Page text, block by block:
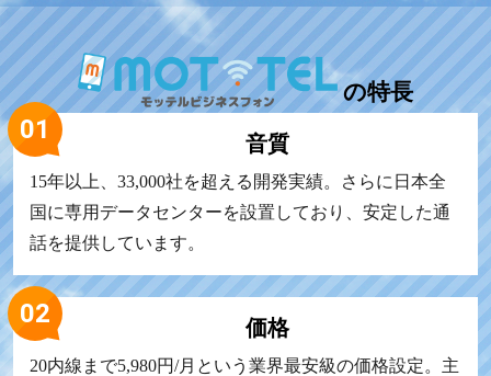
の特長
音質
15年以上、33,000社を超える開発実績。さらに日本全
国に専用データセンターを設置しており、安定した通
話を提供しています。
価格
20内線まで5,980円/月という業界最安級の価格設定。主